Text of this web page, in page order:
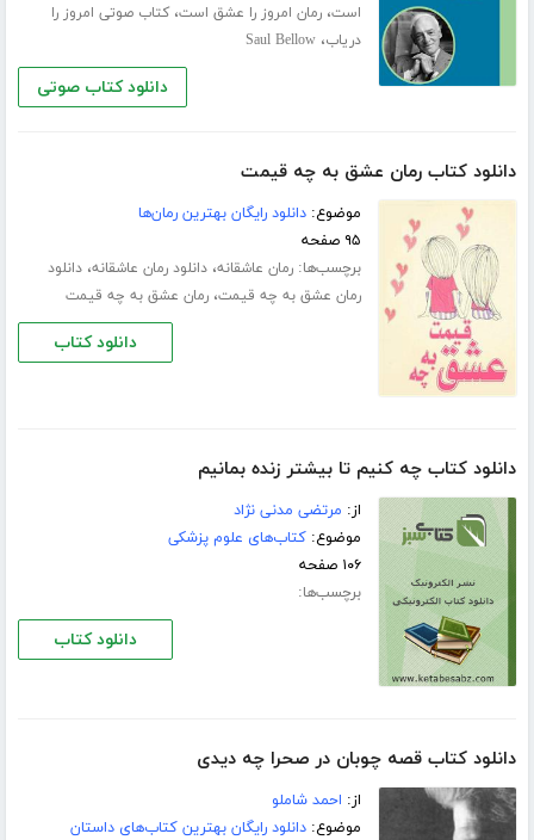
است،رمان امروز را عشق است،کتاب صوتی امروز را
دریاب،Saul Bellow
دانلود کتاب صوتی
دانلود کتاب رمان عشق به چه قیمت
موضوع:دانلود رایگان بهترین رمان‌ها
۹۵ صفحه
برچسب‌ها:رمان عاشقانه،دانلود رمان عاشقانه،دانلود
رمان عشق به چه قیمت،رمان عشق به چه قیمت
دانلود کتاب
دانلود کتاب چه کنیم تا بیشتر زنده بمانیم
از: مرتضی مدنی نژاد
موضوع:کتاب‌های علوم پزشکی
۱۰۶ صفحه
برچسب‌ها:
دانلود کتاب
دانلود کتاب قصه چوبان در صحرا چه دیدی
از: احمد شاملو
موضوع:دانلود رایگان بهترین کتاب‌های داستان